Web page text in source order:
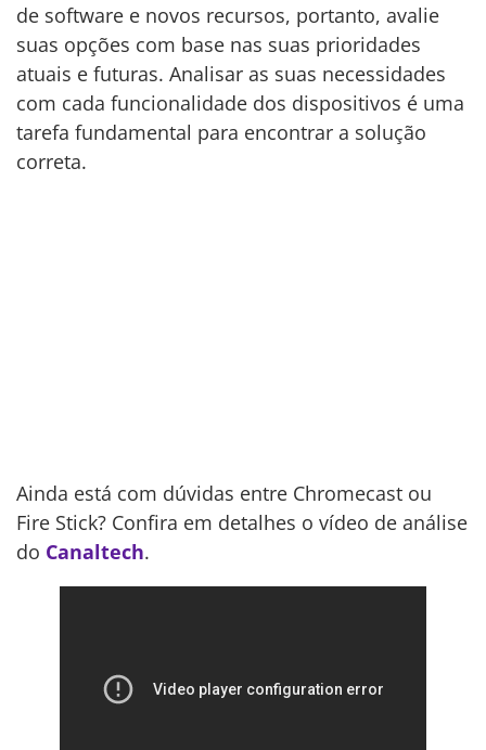
de software e novos recursos, portanto, avalie
suas opções com base nas suas prioridades
atuais e futuras. Analisar as suas necessidades
com cada funcionalidade dos dispositivos é uma
tarefa fundamental para encontrar a solução
correta.
Ainda está com dúvidas entre Chromecast ou
Fire Stick? Confira em detalhes o vídeo de análise
do Canaltech.